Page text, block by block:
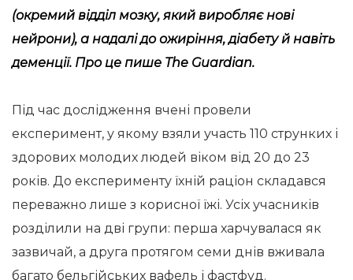
(окремий відділ мозку, який виробляє нові
нейрони), а надалі до ожиріння, діабету й навіть
деменції. Про це пише The Guardian.
Під час дослідження вчені провели
експеримент, у якому взяли участь 110 струнких і
здорових молодих людей віком від 20 до 23
років. До експерименту їхній раціон складався
переважно лише з корисної їжі. Усіх учасників
розділили на дві групи: перша харчувалася як
зазвичай, а друга протягом семи днів вживала
багато бельгійських вафель і фастфуд.